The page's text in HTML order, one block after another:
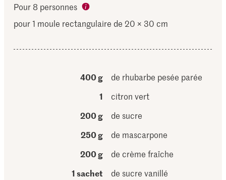
Pour 8 personnes
pour 1 moule rectangulaire de 20 × 30 cm
400 g
de rhubarbe pesée parée
1
citron vert
200 g
de sucre
250 g
de mascarpone
200 g
de crème fraîche
1 sachet
de sucre vanillé